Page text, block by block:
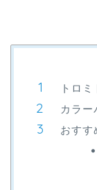
トロ
カラ
おすす